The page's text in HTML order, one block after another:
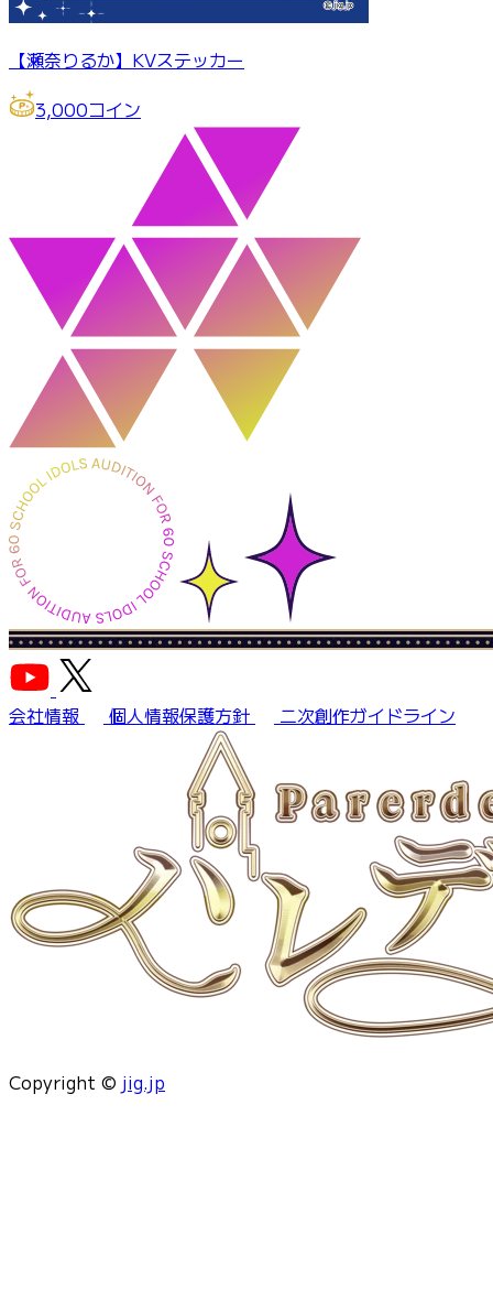
【瀬奈りるか】KVステッカー
3,000コイン
会社情報 個人情報保護方針 二次創作ガイドライン
Copyright © jig.jp